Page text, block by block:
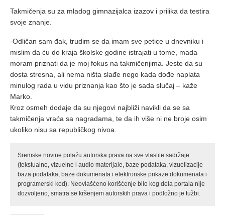
Takmičenja su za mladog gimnazijalca izazov i prilika da testira
svoje znanje.
-Odličan sam đak, trudim se da imam sve petice u dnevniku i
mislim da ću do kraja školske godine istrajati u tome, mada
moram priznati da je moj fokus na takmičenjima. Jeste da su
dosta stresna, ali nema ništa slađe nego kada dođe naplata
minulog rada u vidu priznanja kao što je sada slučaj – kaže
Marko.
Кroz osmeh dodaje da su njegovi najbliži navikli da se sa
takmičenja vraća sa nagradama, te da ih više ni ne broje osim
ukoliko nisu sa republičkog nivoa.
Sremske novine polažu autorska prava na sve vlastite sadržaje
(tekstualne, vizuelne i audio materijale, baze podataka, vizuelizacije
baza podataka, baze dokumenata i elektronske prikaze dokumenata i
programerski kod). Neovlašćeno korišćenje bilo kog dela portala nije
dozvoljeno, smatra se kršenjem autorskih prava i podložno je tužbi.